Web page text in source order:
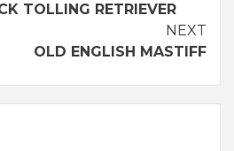
TOLLING RETRIEVER
NEXT
OLD ENGLISH MASTIFF